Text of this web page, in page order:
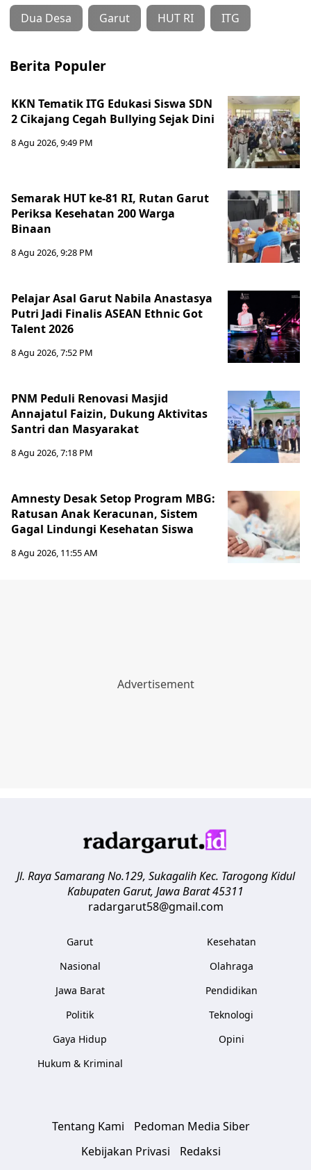
Dua Desa Garut HUT RI ITG
Berita Populer
KKN Tematik ITG Edukasi Siswa SDN
2 Cikajang Cegah Bullying Sejak Dini
8 Agu 2026, 9:49 PM
Semarak HUT ke-81 RI, Rutan Garut
Periksa Kesehatan 200 Warga
Binaan
8 Agu 2026, 9:28 PM
Pelajar Asal Garut Nabila Anastasya
Putri Jadi Finalis ASEAN Ethnic Got
Talent 2026
8 Agu 2026, 7:52 PM
PNM Peduli Renovasi Masjid
Annajatul Faizin, Dukung Aktivitas
Santri dan Masyarakat
8 Agu 2026, 7:18 PM
Amnesty Desak Setop Program MBG:
Ratusan Anak Keracunan, Sistem
Gagal Lindungi Kesehatan Siswa
8 Agu 2026, 11:55 AM
Jl. Raya Samarang No.129, Sukagalih Kec. Tarogong Kidul
Kabupaten Garut, Jawa Barat45311
radargarut58@gmail.com
Garut
Nasional
Jawa Barat
Politik
Gaya Hidup
Hukum & Kriminal
Kesehatan
Olahraga
Pendidikan
Teknologi
Opini
Tentang Kami
Pedoman Media Siber
Kebijakan Privasi
Redaksi